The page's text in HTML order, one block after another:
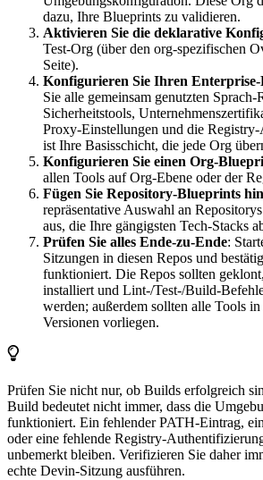
dazu, Ihre Blueprints zu validieren.
Aktivieren Sie die deklarative
Test-Org (über den org-spezifischen
Seite).
Konfigurieren Sie Ihren
Sie alle gemeinsam genutzten Sprach-
Sicherheitstools,
Proxy-Einstellungen und die
ist Ihre Basisschicht, die jede Org
Konfigurieren Sie einen Org-
allen Tools auf Org-Ebene oder der
Fügen Sie Repository-Blueprints
repräsentative Auswahl an
aus, die Ihre gängigsten Tech-Stacks
Prüfen Sie alles Ende-zu-Ende:
Sitzungen in diesen Repos und
funktioniert. Die Repos sollten
installiert und Lint-/Test-/Build-
werden; außerdem sollten alle Tools in
Versionen vorliegen.
Prüfen Sie nicht nur, ob Builds erfolgreich
Build bedeutet nicht immer, dass die
funktioniert. Ein fehlender PATH-Eintrag,
oder eine fehlende Registry-
unbemerkt bleiben. Verifizieren Sie daher
echte Devin-Sitzung ausführen.